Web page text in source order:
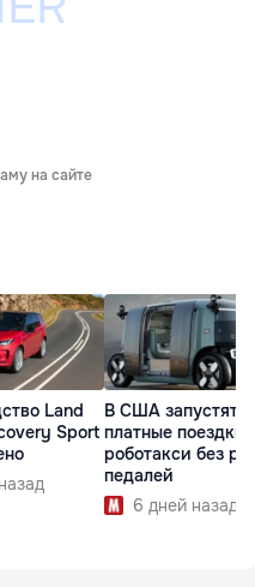
на сайте
Land
Sport
В США запустят
платные поездки
роботакси без
педалей
6 дней назад